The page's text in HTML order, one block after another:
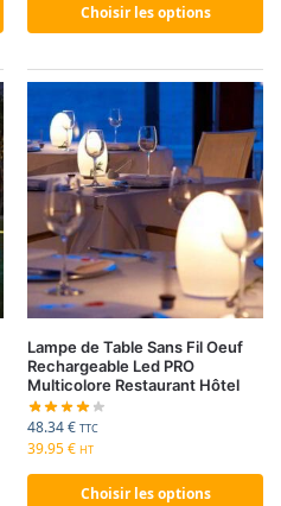
Choisir les options
Lampe de Table Sans Fil Oeuf
Rechargeable Led PRO
Multicolore Restaurant Hôtel
48.34€ TTC
39.95€ HT
Choisir les options